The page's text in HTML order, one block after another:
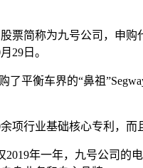
票简称为九号公司，申
29日。
了平衡车界的“鼻祖
项行业基础核心专利，而
年一年，九号公司